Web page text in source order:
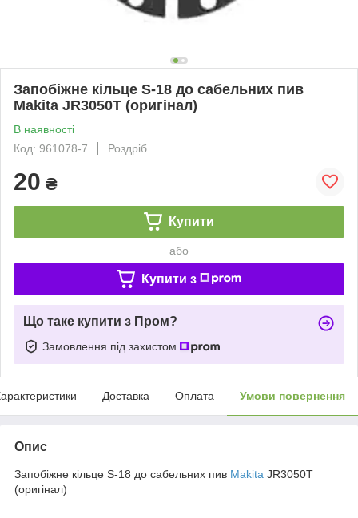
Запобіжне кільце S-18 до сабельних пив
Makita JR3050T (оригінал)
В наявності
Код: 961078-7
Роздріб
20 ₴
Купити
або
Купити з
Що таке купити з Пром?
Замовлення під захистом
Доставка Оплата Умови повернення
Опис
Запобіжне кільце S-18 до сабельних пив Makita JR3050T
(оригінал)